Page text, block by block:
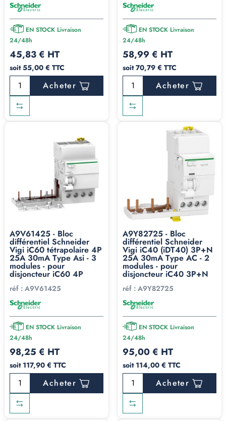
EN STOCK Livraison
24/48h
45,83 € HT
soit 55,00 € TTC
Acheter
EN STOCK Livraison
24/48h
58,99 € HT
soit 70,79 € TTC
Acheter
A9V61425 - Bloc
différentiel Schneider
Vigi iC60 tétrapolaire 4P
25A 30mA Type Asi - 3
modules - pour
disjoncteur iC60 4P
réf : A9V61425
EN STOCK Livraison
24/48h
98,25 € HT
soit 117,90 € TTC
Acheter
A9Y82725 - Bloc
différentiel Schneider
Vigi iC40 (iDT40) 3P+N
25A 30mA Type AC - 2
modules - pour
disjoncteur iC40 3P+N
réf : A9Y82725
EN STOCK Livraison
24/48h
95,00 € HT
soit 114,00 € TTC
Acheter